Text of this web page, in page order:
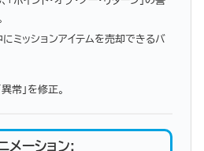
ミッションアイテムを売却できるバ
常」を修正。
メーション: